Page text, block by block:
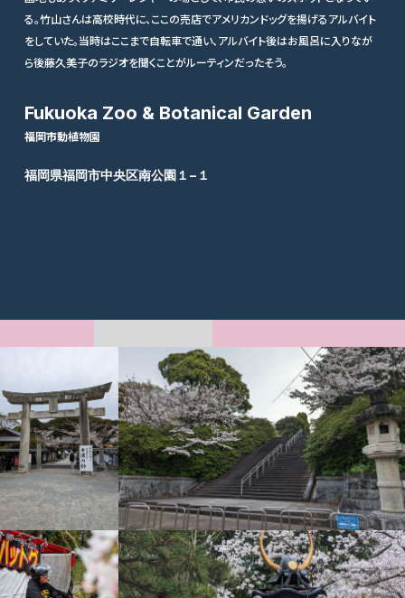
る。竹山さんは高校時代に、ここの売店でアメリカンドッグを揚げるアルバイト
をしていた。当時はここまで自転車で通い、アルバイト後はお風呂に入りなが
ら後藤久美子のラジオを聞くことがルーティンだったそう。
Fukuoka Zoo & Botanical Garden
福岡市動植物園
福岡県福岡市中央区南公園１−１